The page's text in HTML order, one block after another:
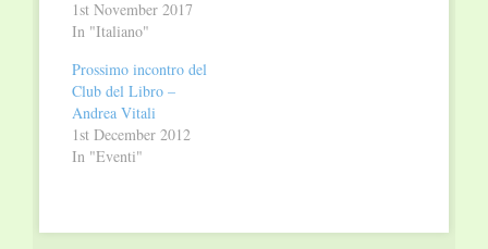
toscano, di proprietà
dei gemelli
Zeno Cavalcanti.
Alberto è un broker
fallito e Zeno un mite
collezionista, che
vive con il
1st November 2017
In "Italiano"
Prossimo incontro del
Club del Libro –
Andrea Vitali
1st December 2012
In "Eventi"